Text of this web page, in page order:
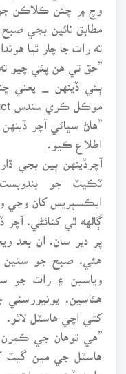
وچ ۾ چئن ڪلاڪن
مطابق نائين بجي
ته رات جا چار ٿيا
”حق تي هن پئي چيو ته
ٻئي ڏينهن _ يعني
موڪل ڪري سندس Contact نه ٿي سگهيو.
”هاڻ سڀاڻي آچر
اطلاع ڪيو.
آچرڏينهن ٻين بجي
ٽڪيٽ جو
ايڪسپريس کان وڃي
ڳالهه ٿي کٽائڻي. آچر
پر دير سان. ان بعد
هئي. صبح جو ستين
وياسين ۽ رات جو
هئاسين.
کڻي اچي هاسٽل لاٿو.
”هي توهان جي ڪمرن
هاسٽل جي مين گيٽ
وارن ڏينهن ۽ رات